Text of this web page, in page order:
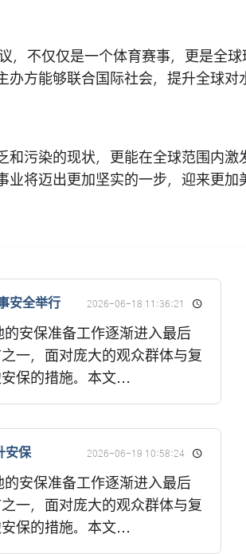
，不仅仅是一个体育赛事，更是全球
办方能够联合国际社会，提升全球对
污染的现状，更能在全球范围内激
业将迈出更加坚实的一步，迎来更加
安全举行 2026-06-18 11:36:21
安保准备工作逐渐进入最后
一，面对庞大的观众群体与复
保的措施。本文...
安保 2026-06-19 10:58:24
安保准备工作逐渐进入最后
一，面对庞大的观众群体与复
保的措施。本文...